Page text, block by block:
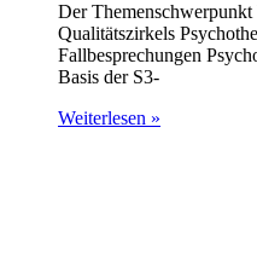
Der
Qualitätszirkels
Fallbesprechungen
Basis der S3-
Weiterlesen »